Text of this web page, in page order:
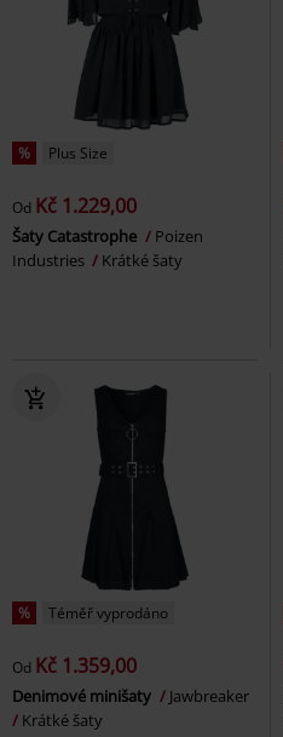
% Plus Size
Od Kč 1.229,00
Šaty Catastrophe
Poizen
Industries
Krátké šaty
% Téměř vyprodáno
Od Kč 1.359,00
Denimové minišaty
Jawbreaker
Krátké šaty